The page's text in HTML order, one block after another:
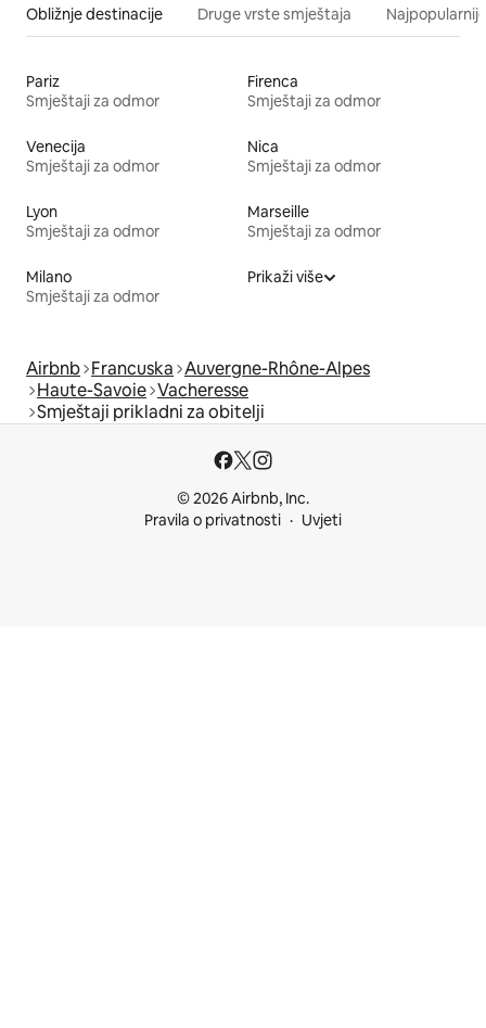
Obližnje destinacije Druge vrste smještaja
Pariz
Smještaji za odmor
Firenca
Smještaji za odmor
Venecija
Smještaji za odmor
Nica
Smještaji za odmor
Lyon
Smještaji za odmor
Marseille
Smještaji za odmor
Milano
Smještaji za odmor
Prikaži više
Airbnb Francuska Auvergne-Rhône-Alpes
Haute-Savoie Vacheresse
Smještaji prikladni za obitelji
© 2026 Airbnb, Inc.
Pravila o privatnosti
Uvjeti